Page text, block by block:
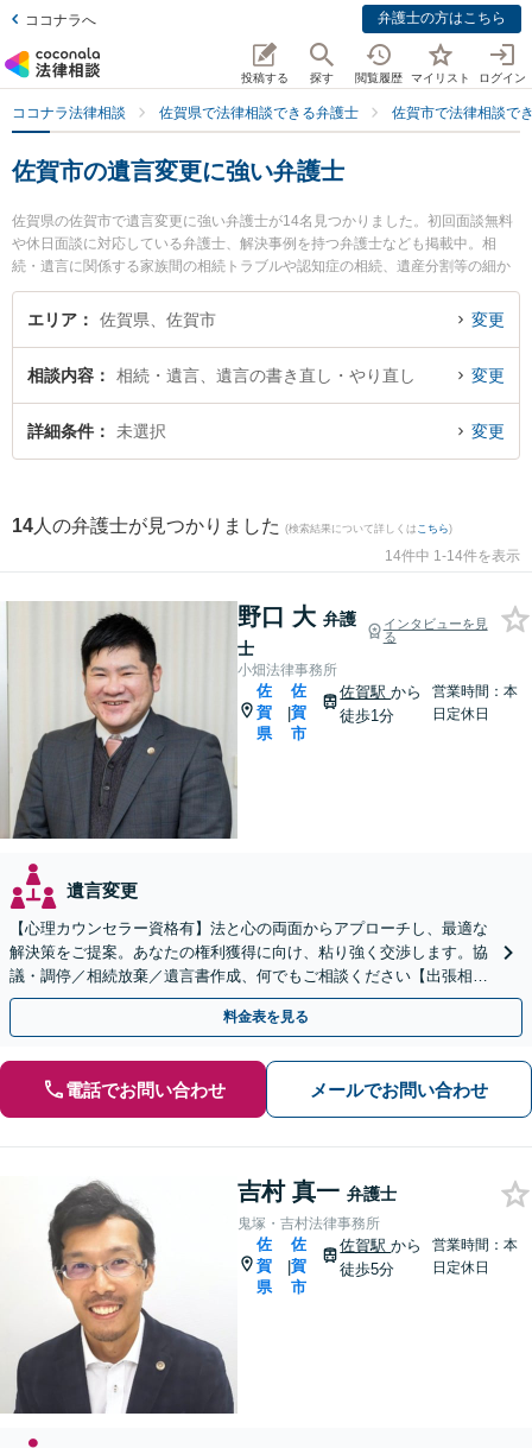
ココナラへ 弁護士の方はこちら
投稿する 探す 閲覧履歴 マイリスト ログイン
ココナラ法律相談 佐賀県で法律相談できる弁護士 佐賀市で法律相談で
佐賀市の遺言変更に強い弁護士
佐賀県の佐賀市で遺言変更に強い弁護士が14名見つかりました。初回面談無料
や休日面談に対応している弁護士、解決事例を持つ弁護士なども掲載中。相
続・遺言に関係する家族間の相続トラブルや認知症の相続、遺産分割等の細か
な分野での絞り込み検索もでき便利です。特に小畑法律事務所の野口 大弁護士
や鬼塚・吉村法律事務所の吉村 真一弁護士、ありあけ法律事務所の富永 洋一弁
護士のプロフィール情報や弁護士費用、強みなどが注目されています。『佐賀
い』『遺言変更のトラブル解決の実績豊富な近くの弁護士を検索したい』『初
回相談無料で遺言変更を法律相談できる佐賀市内の弁護士に相談予約したい』
などでお困りの相談者さんにおすすめです。
エリア 佐賀県、佐賀市 変更
相談内容 相続・遺言、遺言の書き直し・やり直し 変更
詳細条件 未選択 変更
14 人の弁護士が見つかりました (検索結果について詳しくは こちら)
14件中 1-14件を表示
野口 大 弁護
士
インタビューを見
る
小畑法律事務所
佐
賀
県
|
佐
賀
市
佐賀駅から
徒歩1分
営業時間：本
日定休日
遺言変更
【心理カウンセラー資格有】法と心の両面からアプローチし、最適な
解決策をご提案。あなたの権利獲得に向け、粘り強く交渉します。協
議・調停／相続放棄／遺言書作成、何でもご相談ください【出張相談
可】【初回相談無料】【佐賀駅1分】
料金表を見る
電話でお問い合わせ メールでお問い合わせ
吉村 真一 弁護士
鬼塚・吉村法律事務所
佐
賀
県
|
佐
賀
市
佐賀駅から
徒歩5分
営業時間：本
日定休日